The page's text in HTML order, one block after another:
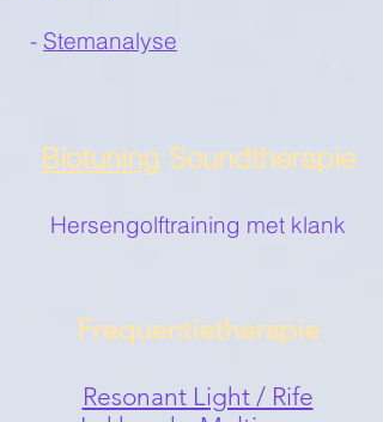
- Stemanalyse
Biotuning Soundtherapie
Hersengolftraining met klank
Frequentietherapie
Resonant Light / Rife